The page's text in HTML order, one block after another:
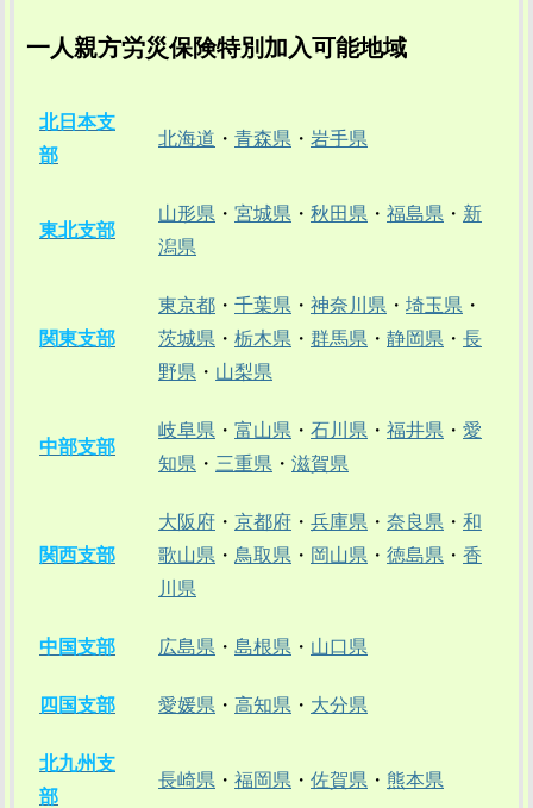
一人親方労災保険特別加入可能地域
北日本支
部
北海道 ・ 青森県 ・ 岩手県
東北支部
山形県 ・ 宮城県 ・ 秋田県 ・ 福島県 ・ 新
潟県
関東支部
東京都 ・ 千葉県 ・ 神奈川県 ・ 埼玉県 ・
茨城県 ・ 栃木県 ・ 群馬県 ・ 静岡県 ・ 長
野県 ・ 山梨県
中部支部
岐阜県 ・ 富山県 ・ 石川県 ・ 福井県 ・ 愛
知県 ・ 三重県 ・ 滋賀県
関西支部
大阪府 ・ 京都府 ・ 兵庫県 ・ 奈良県 ・ 和
歌山県 ・ 鳥取県 ・ 岡山県 ・ 徳島県 ・ 香
川県
中国支部 広島県 ・ 島根県 ・ 山口県
四国支部 愛媛県 ・ 高知県 ・ 大分県
北九州支
部
長崎県 ・ 福岡県 ・ 佐賀県 ・ 熊本県